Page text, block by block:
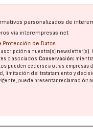
personalizados de
vía interempresas.net
Protección de Datos
a nuestra(s) newsletter(s).
o asociados.Conservación:
pueden cederse a otras empresas
del tratatamiento y
puede presentar reclamación